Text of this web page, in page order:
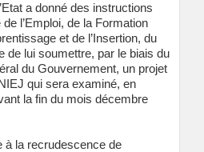
a donné des instructions
l’Emploi, de la Formation
et de l’Insertion, du
de lui soumettre, par le biais du
du Gouvernement, un projet
qui sera examiné, en
la fin du mois décembre
à la recrudescence de